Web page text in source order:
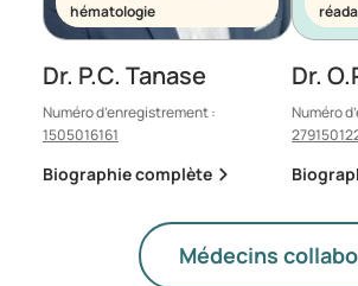
hématologie
Dr. P.C. Tanase
Numéro d’enregistrement :
1505016161
Biographie complète
Dr.
Numéro
Médecins